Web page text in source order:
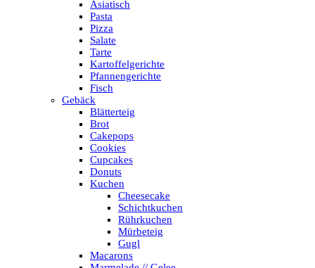
Asiatisch
Pasta
Pizza
Salate
Tarte
Kartoffelgerichte
Pfannengerichte
Fisch
Gebäck
Blätterteig
Brot
Cakepops
Cookies
Cupcakes
Donuts
Kuchen
Cheesecake
Schichtkuchen
Rührkuchen
Mürbeteig
Gugl
Macarons